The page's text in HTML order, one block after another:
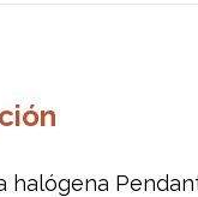
halógena